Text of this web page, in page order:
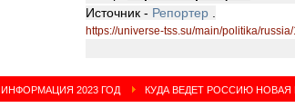
Источник - Репортер
https://universe-tss.su/main/politika/
ИНФОРМАЦИЯ 2023 ГОД КУДА ВЕДЕТ РОССИЮ